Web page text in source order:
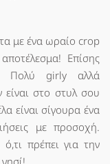
με ένα ωραίο crop
Επίσης
Πολύ girly αλλά
είναι στο στυλ σου
είναι σίγουρα ένα
με προσοχή.
πρέπει για την